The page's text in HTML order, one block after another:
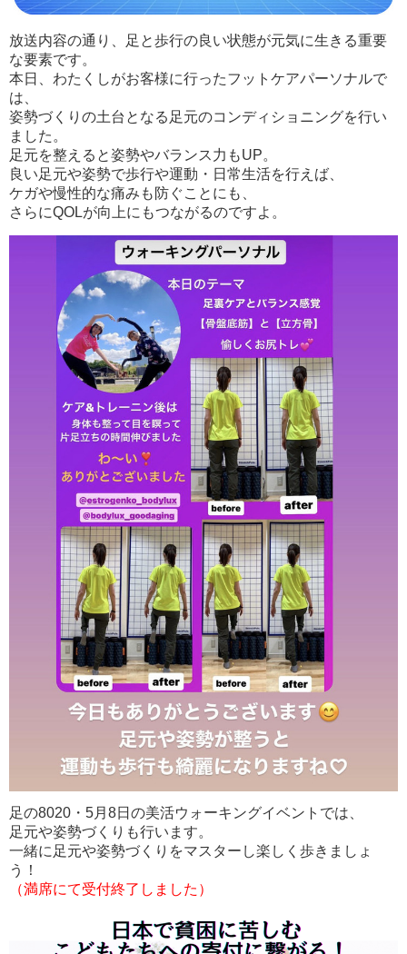
放送内容の通り、足と歩行の良い状態が元気に生きる重要
な要素です。
本日、わたくしがお客様に行ったフットケアパーソナルで
は、
姿勢づくりの土台となる足元のコンディショニングを行い
ました。
足元を整えると姿勢やバランス力もUP。
良い足元や姿勢で歩行や運動・日常生活を行えば、
ケガや慢性的な痛みも防ぐことにも、
さらにQOLが向上にもつながるのですよ。
足の8020・5月8日の美活ウォーキングイベントでは、
足元や姿勢づくりも行います。
一緒に足元や姿勢づくりをマスターし楽しく歩きましょ
う！
（満席にて受付終了しました）